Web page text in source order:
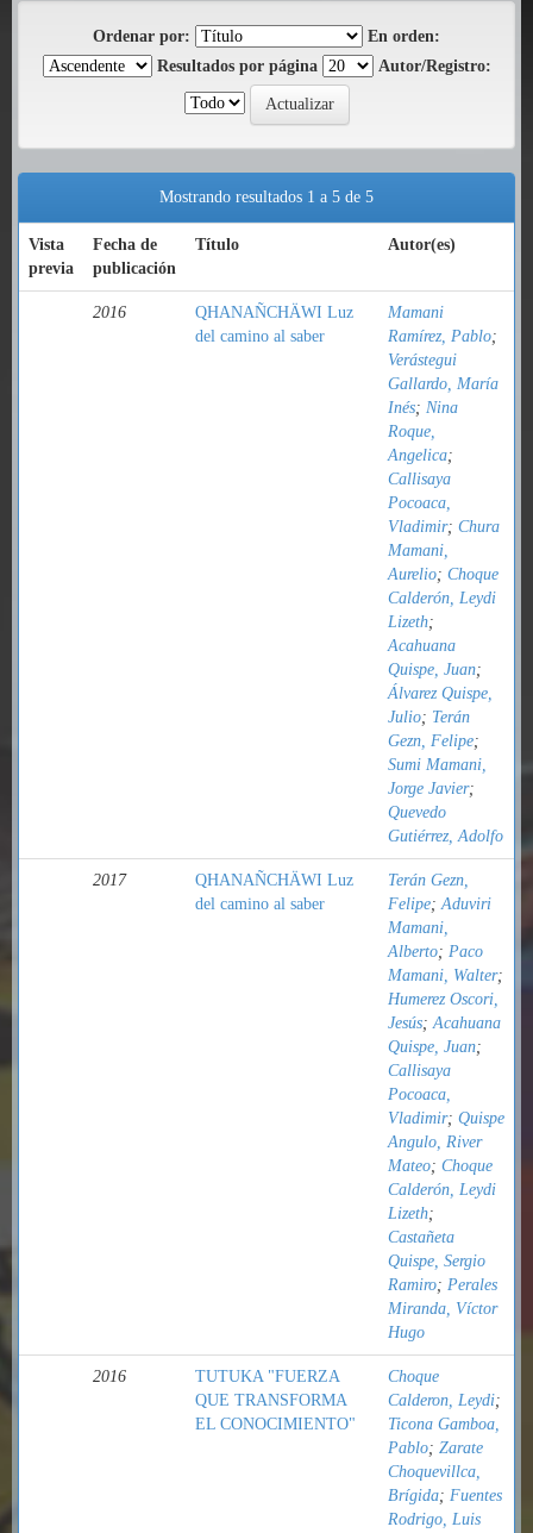
Ordenar por:
En orden:
Resultados por página
Autor/Registro:
Mostrando resultados 1 a 5 de 5
Vista
previa
Fecha de
publicación
Título Autor(es)
2016
QHANAÑCHÄWI Luz
del camino al saber
Mamani
Ramírez, Pablo;
Verástegui
Gallardo, María
Inés; Nina
Roque,
Angelica;
Callisaya
Pocoaca,
Vladimir; Chura
Mamani,
Aurelio; Choque
Calderón, Leydi
Lizeth;
Acahuana
Quispe, Juan;
Álvarez Quispe,
Julio; Terán
Gezn, Felipe;
Sumi Mamani,
Jorge Javier;
Quevedo
Gutiérrez, Adolfo
2017
QHANAÑCHÄWI Luz
del camino al saber
Terán Gezn,
Felipe;Aduviri
Mamani,
Alberto; Paco
Mamani, Walter;
Humerez Oscori,
Jesús;Acahuana
Quispe, Juan;
Callisaya
Pocoaca,
Vladimir; Quispe
Angulo, River
Mateo; Choque
Calderón, Leydi
Lizeth;
Castañeta
Quispe, Sergio
Ramiro; Perales
Miranda, Víctor
Hugo
2016
TUTUKA "FUERZA
QUE TRANSFORMA
EL CONOCIMIENTO"
Choque
Calderon, Leydi;
Ticona Gamboa,
Pablo; Zarate
Choquevillca,
Brígida; Fuentes
Rodrigo, Luis